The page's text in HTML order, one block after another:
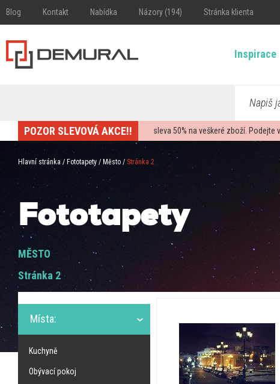
Blog Kontakt Nabídka Názory (194) Stránka klienta
Inspirace
Napiš
POZOR SLEVOVÁ AKCE!! sleva50% na veškeré zboží. Podejte
Hlavní stránka / Fototapety / Město / Stránka 2
Fototapety
MĚSTO
Stránka 2
Místa:
Kuchyně
Obývací pokoj